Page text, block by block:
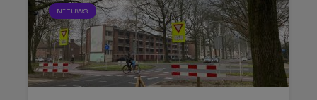
NIEUWS